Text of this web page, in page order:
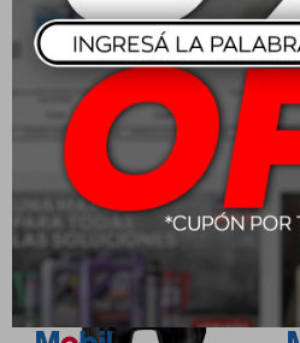
Mobil Liquido De Freno
Moto Brake Fluid 200cc
$302